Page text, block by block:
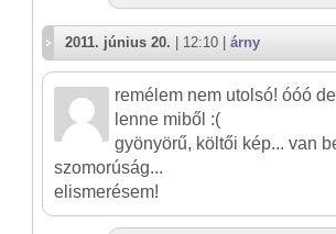
2011. június 20. | 12:10 | árny
remélem nem utolsó! óóó
lenne miből :(
gyönyörű, költői kép... van
szomorúság...
elismerésem!